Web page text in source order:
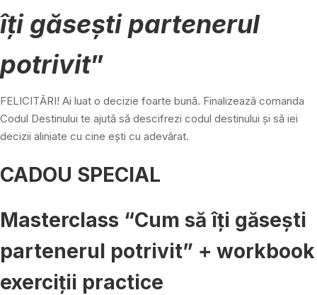
îți găsești partenerul
potrivit”
FELICITĂRI! Ai luat o decizie foarte bună. Finalizează comanda
Codul Destinului te ajută să descifrezi codul destinului și să iei
decizii aliniate cu cine ești cu adevărat.
CADOU SPECIAL
Masterclass “Cum să îți găsești
partenerul potrivit” + workbook
exerciții practice